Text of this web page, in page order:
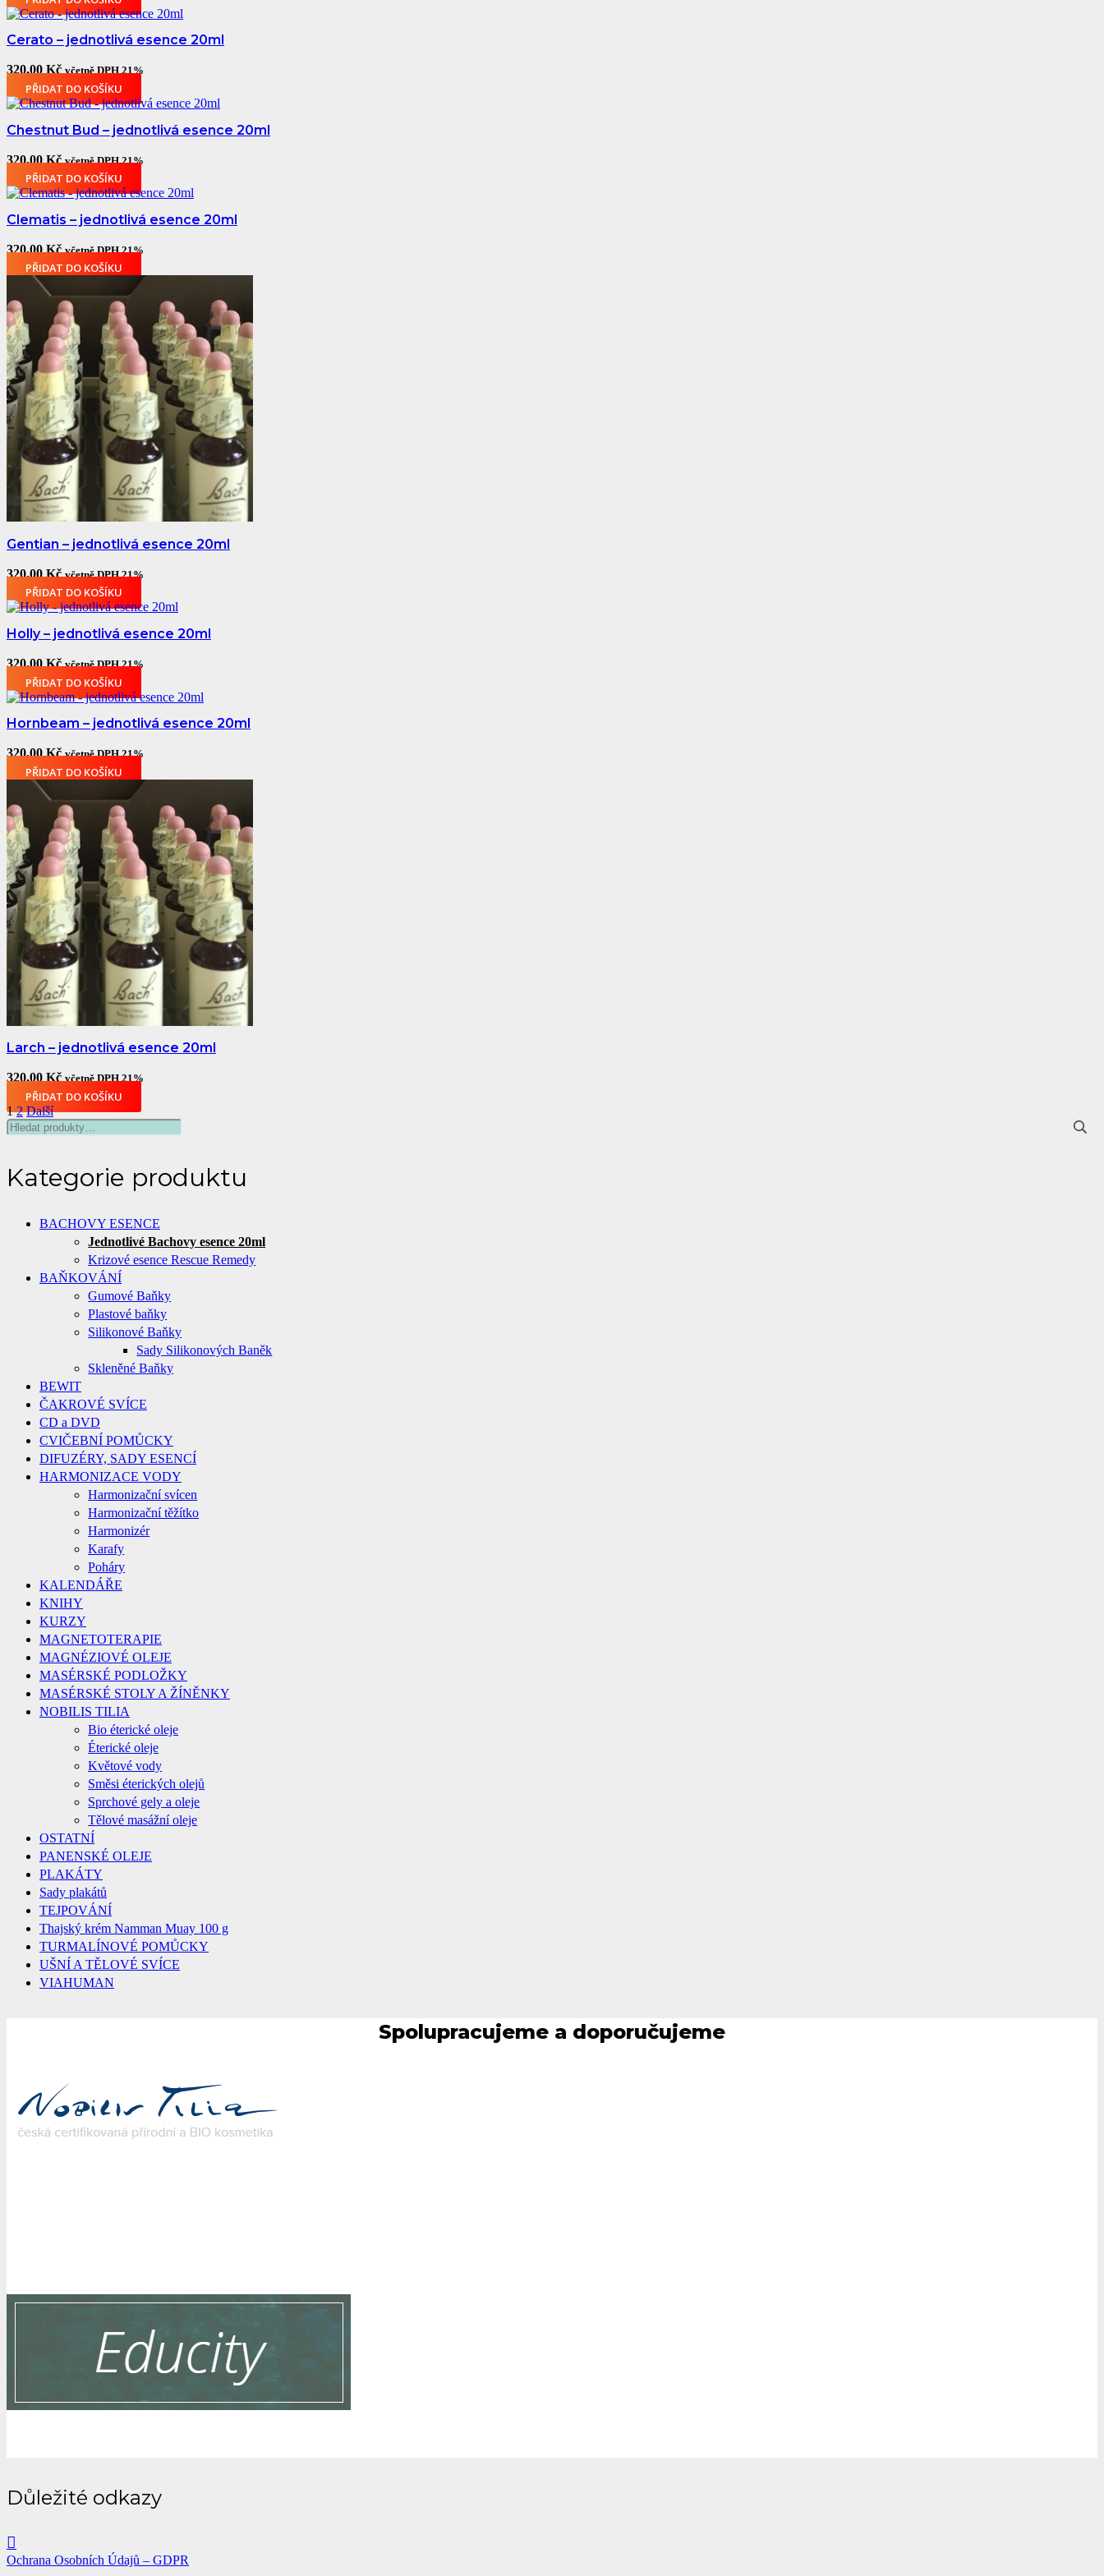
Cerato – jednotlivá esence 20ml
320,00 Kč včetně DPH 21%
PŘIDAT DO KOŠÍKU
Chestnut Bud – jednotlivá esence 20ml
320,00Kč včetně DPH 21%
PŘIDAT DO KOŠÍKU
Clematis – jednotlivá esence 20ml
320,00Kč včetně DPH 21%
PŘIDAT DO KOŠÍKU
Gentian – jednotlivá esence 20ml
320,00Kč včetně DPH 21%
PŘIDAT DO KOŠÍKU
Holly – jednotlivá esence 20ml
320,00Kč včetně DPH 21%
PŘIDAT DO KOŠÍKU
Hornbeam – jednotlivá esence 20ml
320,00Kč včetně DPH 21%
PŘIDAT DO KOŠÍKU
Larch – jednotlivá esence 20ml
320,00Kč včetně DPH 21%
PŘIDAT DO KOŠÍKU
1 2 Další
Hledat:
Kategorie produktu
BACHOVY ESENCE
Jednotlivé Bachovy esence 20ml
Krizové esence Rescue Remedy
BAŇKOVÁNÍ
Gumové Baňky
Plastové baňky
Silikonové Baňky
Sady Silikonových Baněk
Skleněné Baňky
BEWIT
ČAKROVÉ SVÍCE
CD a DVD
CVIČEBNÍ POMŮCKY
DIFUZÉRY, SADY ESENCÍ
HARMONIZACE VODY
Harmonizační svícen
Harmonizační těžítko
Harmonizér
Karafy
Poháry
KALENDÁŘE
KNIHY
KURZY
MAGNETOTERAPIE
MAGNÉZIOVÉ OLEJE
MASÉRSKÉ PODLOŽKY
MASÉRSKÉ STOLY A ŽÍNĚNKY
NOBILIS TILIA
Bio éterické oleje
Éterické oleje
Květové vody
Směsi éterických olejů
Sprchové gely a oleje
Tělové masážní oleje
OSTATNÍ
PANENSKÉ OLEJE
PLAKÁTY
Sady plakátů
TEJPOVÁNÍ
Thajský krém Namman Muay 100 g
TURMALÍNOVÉ POMŮCKY
UŠNÍ A TĚLOVÉ SVÍCE
VIAHUMAN
Spolupracujeme a doporučujeme
Důležité odkazy
Ochrana Osobních Údajů – GDPR